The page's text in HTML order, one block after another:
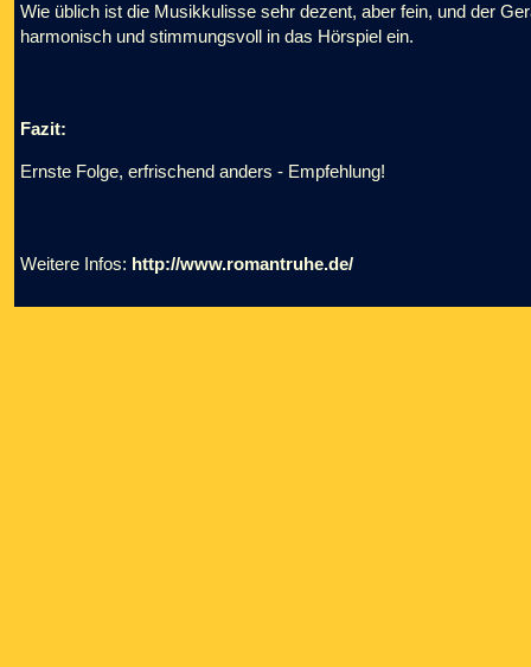
Wie üblich ist die Musikkulisse sehr dezent, aber fein, und der
harmonisch und stimmungsvoll in das Hörspiel ein.
Fazit:
Ernste Folge, erfrischend anders - Empfehlung!
Weitere Infos: http://www.romantruhe.de/